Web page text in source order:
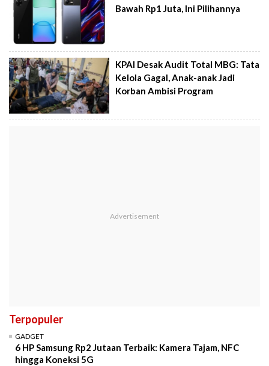
Bawah Rp1 Juta, Ini Pilihannya
KPAI Desak Audit Total MBG: Tata
Kelola Gagal, Anak-anak Jadi
Korban Ambisi Program
Terpopuler
GADGET
6 HP Samsung Rp2 Jutaan Terbaik: Kamera Tajam, NFC
hingga Koneksi 5G